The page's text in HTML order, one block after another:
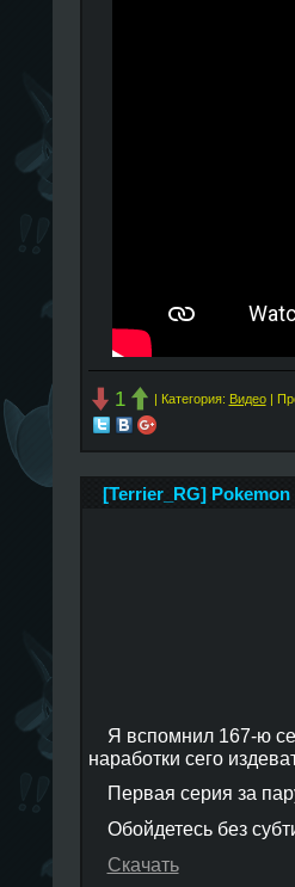
1 | Категория: Видео|
[Terrier_RG]
Я вспомнил 167-ю
наработки сего
Первая серия за
Обойдетесь без
Скачать